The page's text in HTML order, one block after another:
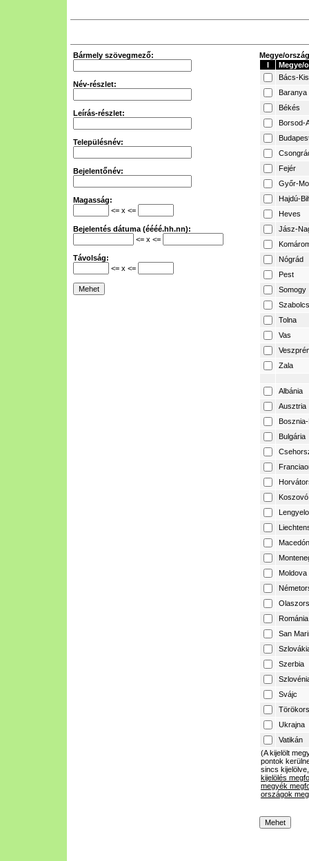
Bármely szövegmező:
Név-részlet:
Leírás-részlet:
Településnév:
Bejelentőnév:
Magasság:
<= x <=
Bejelentés dátuma (éééé.hh.nn):
<= x <=
Távolság:
<= x <=
Megye/
I
Megye/
Bács-
Baranya
Békés
Borsod-
Fejér
Győr-
Hajdú-
Heves
Jász-
Nógrád
Pest
Somogy
Tolna
Vas
Zala
Albánia
Ausztria
Bulgária
Koszovó
Moldova
Románia
San
Szerbia
Svájc
Ukrajna
Vatikán
(A kijelölt
pontok
sincs
kijelölés
megyék
országok